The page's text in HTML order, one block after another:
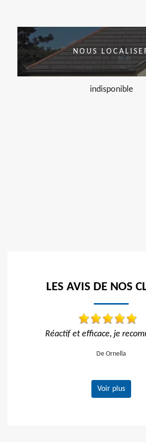
NOUS
indisponible
LES AVIS DE NOS
Travail
Voir plus